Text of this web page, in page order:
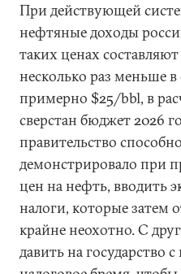
При действующей
нефтяные доходы
таких ценах
несколько раз меньше
примерно $25/bbl, в
сверстан бюджет 2026
правительство
демонстрировало при
цен на нефть, вводить
налоги, которые затем
крайне неохотно. C
давить на государство